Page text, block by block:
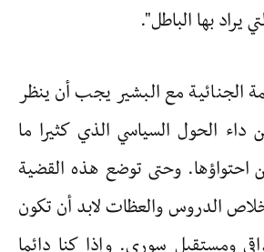
يراد بها الباطل".
الجنائية مع البشير يجب أن ينظر
داء الحول السياسي الذي كثيرا ما
احتواؤها. وحتى توضع هذه القضية
الدروس والعظات لابد أن تكون
ومستقبل سوري. وإذا كنا دائما